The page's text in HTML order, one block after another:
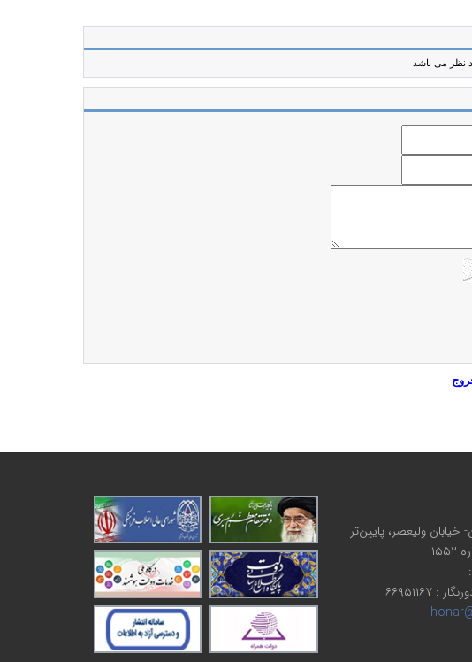
نظر می باشد
ولیعصر، پایین‌تر